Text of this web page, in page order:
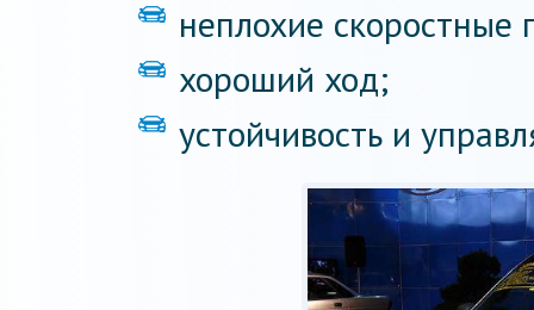
неплохие скоростные
хороший ход;
устойчивость и